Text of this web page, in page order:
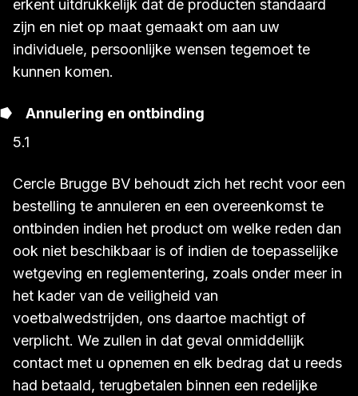
erkent uitdrukkelijk dat de producten standaard
zijn en niet op maat gemaakt om aan uw
individuele, persoonlijke wensen tegemoet te
kunnen komen.
Annulering en ontbinding
5.1
Cercle Brugge BV behoudt zich het recht voor een
bestelling te annuleren en een overeenkomst te
ontbinden indien het product om welke reden dan
ook niet beschikbaar is of indien de toepasselijke
wetgeving en reglementering, zoals onder meer in
het kader van de veiligheid van
voetbalwedstrijden, ons daartoe machtigt of
verplicht. We zullen in dat geval onmiddellijk
contact met u opnemen en elk bedrag dat u reeds
had betaald, terugbetalen binnen een redelijke